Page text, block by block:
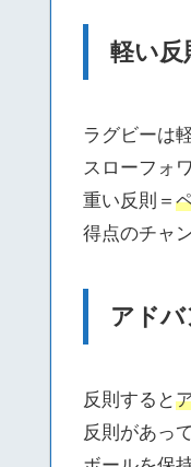
軽い反
ラグビーは
スローフォ
重い反則＝
得点のチャ
アド
反則すると
反則があっ